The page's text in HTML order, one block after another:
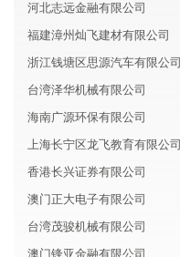
河北志远金融有限公司
福建漳州灿飞建材有限公司
浙江钱塘区思源汽车有限公司
台湾泽华机械有限公司
海南广源环保有限公司
上海长宁区龙飞教育有限公司
香港长兴证券有限公司
澳门正大电子有限公司
台湾茂骏机械有限公司
澳门锋亚金融有限公司